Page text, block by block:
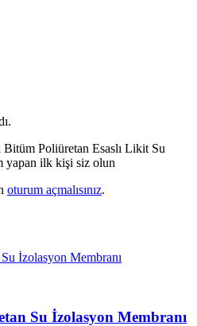
Poliüretan Esaslı Likit Su
yapan ilk kişi siz olun
oturum açmalısınız.
Su İzolasyon Membranı